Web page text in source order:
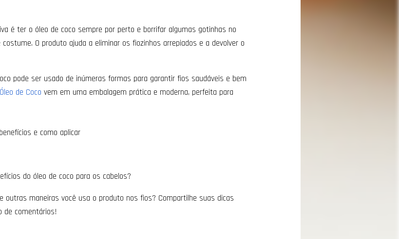
é ter o óleo de coco sempre por perto e borrifar algumas gotinhas no
O produto ajuda a eliminar os fiozinhos arrepiados e a devolver o
pode ser usado de inúmeras formas para garantir fios saudáveis e bem
de Coco vem em uma embalagem prática e moderna, perfeita para
do óleo de coco para os cabelos?
outras maneiras você usa o produto nos fios? Compartilhe suas dicas
de comentários!